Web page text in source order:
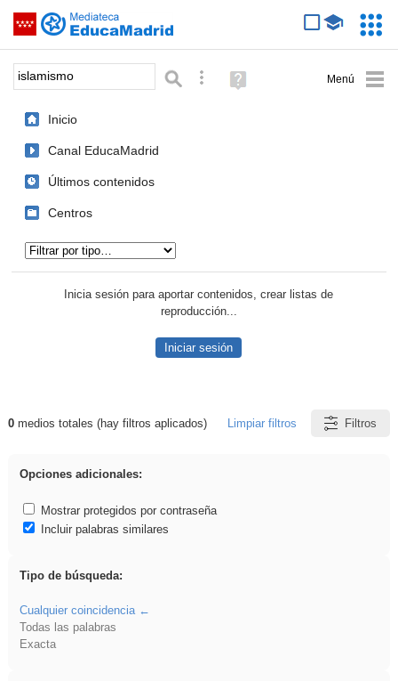
Saltar navegación
Palabra o frase: Búsqueda avanzada
Ayuda
(en
Inicio
Canal EducaMadrid
Últimos contenidos
Centros
Inicia sesión para aportar contenidos, crear listas de
reproducción...
Iniciar sesión
Resultados de: islamismo
0medios totales (hay filtros aplicados) Limpiar filtros Filtros
Opciones adicionales:
Mostrar protegidos por contraseña
Incluir palabras similares
Tipo de búsqueda:
Cualquier coincidencia
Todas las palabras
Exacta